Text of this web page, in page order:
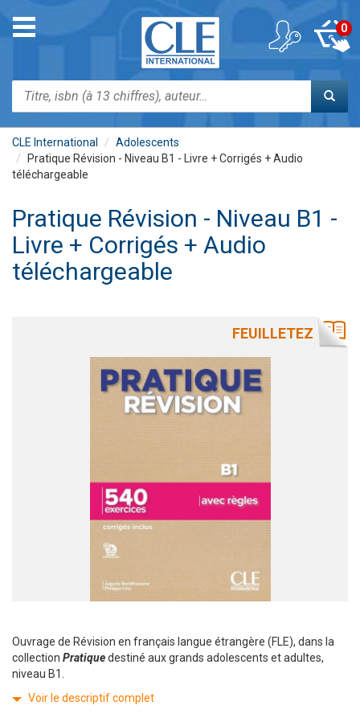
contenu
Toggle
navigation
Rechercher
0
CLE International
Adolescents
Pratique Révision - Niveau B1 - Livre + Corrigés + Audio
téléchargeable
Pratique Révision - Niveau B1 -
Livre + Corrigés + Audio
téléchargeable
FEUILLETEZ
Ouvrage de Révision en français langue étrangère (FLE), dans la
collection Pratiquedestiné aux grands adolescents et adultes,
niveau B1.
Voir le descriptif complet